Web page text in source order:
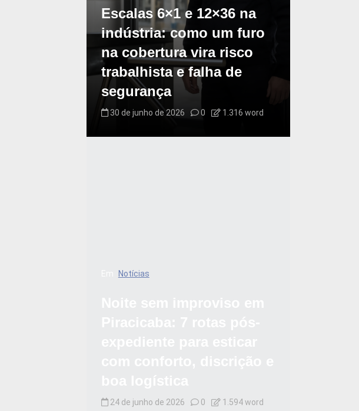
Escalas 6×1 e 12×36 na
indústria: como um furo
na cobertura vira risco
trabalhista e falha de
segurança
30 de junho de 2026 0 1.316 word
Notícias
24 de junho de 2026 0 1.594 word